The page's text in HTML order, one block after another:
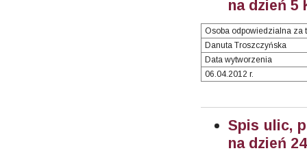
na dzień 5
Osoba odpowiedzialna za
Danuta Troszczyńska
Data wytworzenia
06.04.2012 r.
Spis ulic,
na dzień